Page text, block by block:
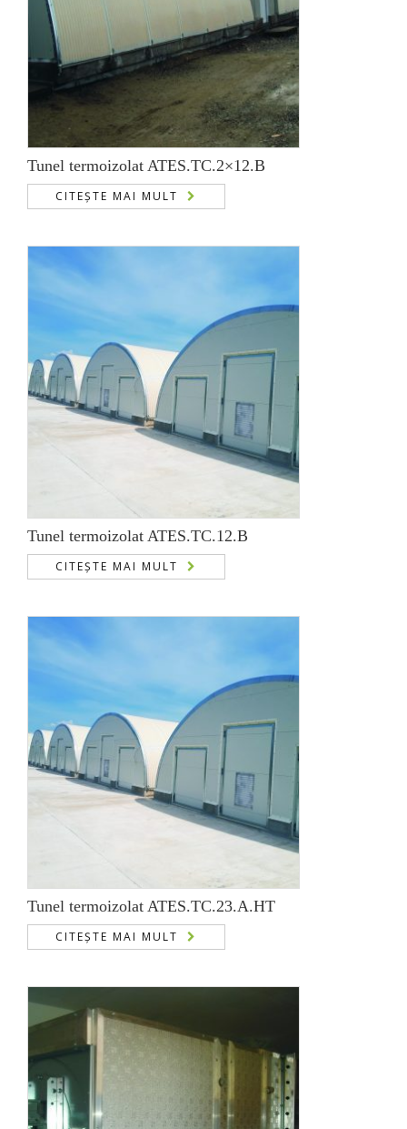
Tunel termoizolat ATES.TC.2×12.B
CITEȘTE MAI MULT
Tunel termoizolat ATES.TC.12.B
CITEȘTE MAI MULT
Tunel termoizolat ATES.TC.23.A.HT
CITEȘTE MAI MULT